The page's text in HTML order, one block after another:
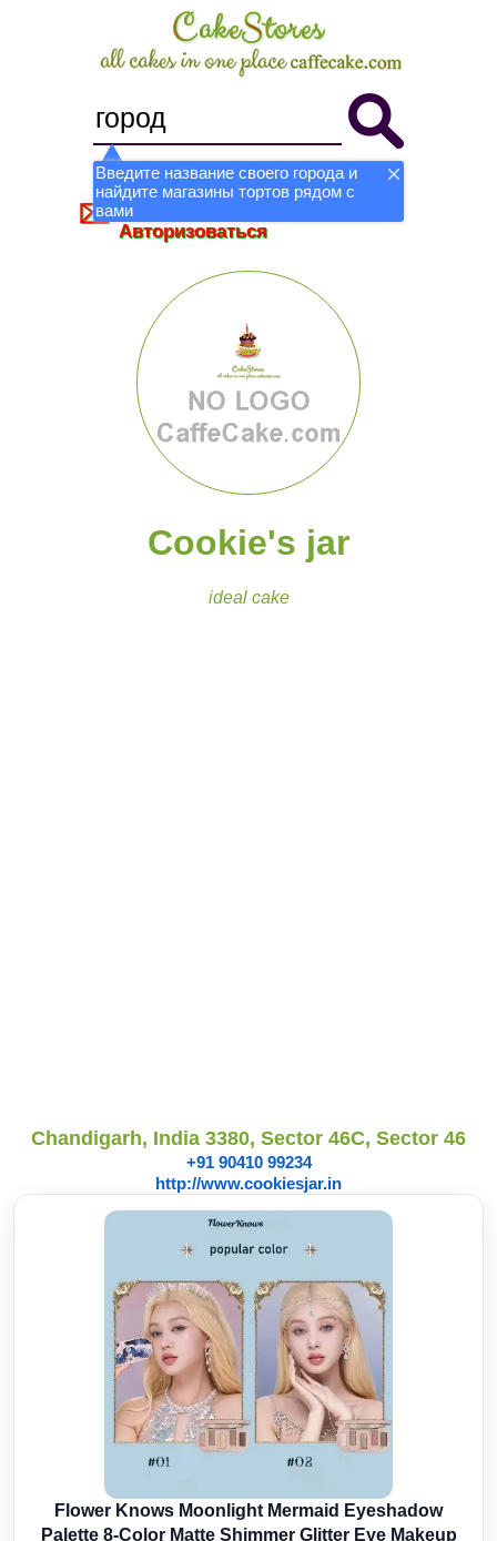
Введите название своего города и
найдите магазины тортов рядом с
вамиСтать магазином
Авторизоваться
Cookie's jar
ideal cake
Chandigarh, India 3380, Sector 46C, Sector 46
+91 90410 99234
http://www.cookiesjar.in
Flower Knows Moonlight Mermaid Eyeshadow
Palette 8-Color Matte Shimmer Glitter Eye Makeup